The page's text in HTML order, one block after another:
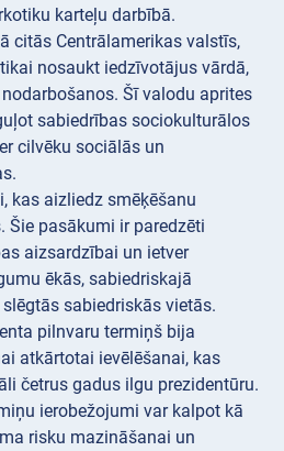
karteļu darbībā.
citās Centrālamerikas valstīs,
nosaukt iedzīvotājus vārdā,
Šī valodu aprites
sabiedrības sociokulturālos
cilvēku sociālās un
kas aizliedz smēķēšanu
Šie pasākumi ir paredzēti
aizsardzībai un ietver
ēkās, sabiedriskajā
sabiedriskās vietās.
pilnvaru termiņš bija
atkārtotai ievēlēšanai, kas
četrus gadus ilgu prezidentūru.
ierobežojumi var kalpot kā
risku mazināšanai un